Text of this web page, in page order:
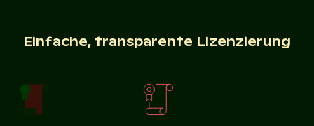
Einfache, transparente Lizenzierung